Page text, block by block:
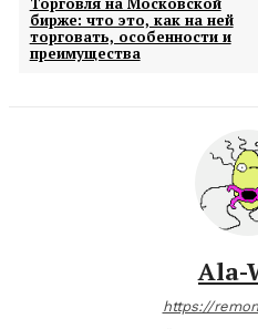
бирже: что это, как на ней
торговать, особенности и
преимущества
Ala-
https://